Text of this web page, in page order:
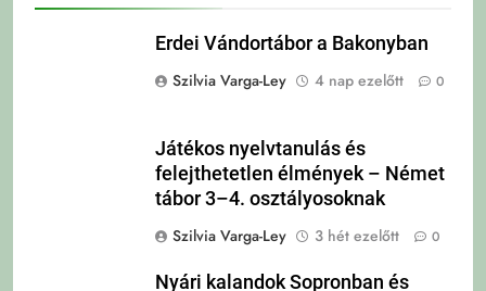
Erdei Vándortábor a Bakonyban
Szilvia Varga-Ley
4 nap ezelőtt 0
Játékos nyelvtanulás és
felejthetetlen élmények – Német
tábor 3–4. osztályosoknak
Szilvia Varga-Ley
3 hét ezelőtt 0
Nyári kalandok Sopronban és